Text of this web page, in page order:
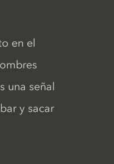
en el
una señal
y sacar